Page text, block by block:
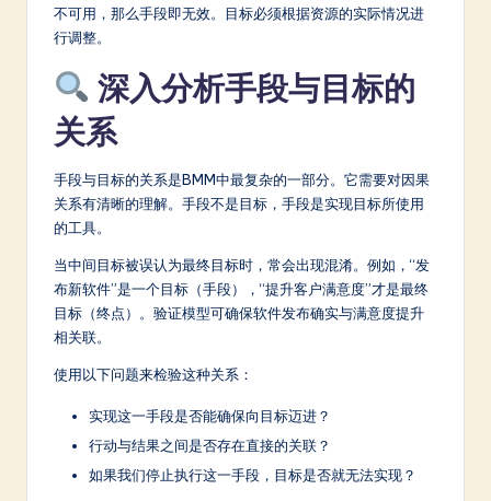
不可用，那么手段即无效。目标必须根据资源的实际情况进
行调整。
深入分析手段与目标的
关系
手段与目标的关系是BMM中最复杂的一部分。它需要对因果
关系有清晰的理解。手段不是目标，手段是实现目标所使用
的工具。
当中间目标被误认为最终目标时，常会出现混淆。例如，“发
布新软件”是一个目标（手段），“提升客户满意度”才是最终
目标（终点）。验证模型可确保软件发布确实与满意度提升
相关联。
使用以下问题来检验这种关系：
实现这一手段是否能确保向目标迈进？
行动与结果之间是否存在直接的关联？
如果我们停止执行这一手段，目标是否就无法实现？